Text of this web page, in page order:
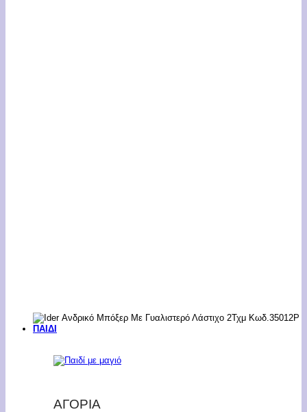
ΠΑΙΔΙ
ΑΓΟΡΙΑ